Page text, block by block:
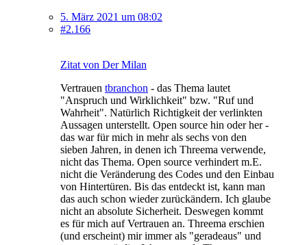
5. März 2021 um 08:02
#2.166
Zitat von Der Milan
Vertrauen tbranchon - das Thema lautet
"Anspruch und Wirklichkeit" bzw. "Ruf und
Wahrheit". Natürlich Richtigkeit der verlinkten
Aussagen unterstellt. Open source hin oder her -
das war für mich in mehr als sechs von den
sieben Jahren, in denen ich Threema verwende,
nicht das Thema. Open source verhindert m.E.
nicht die Veränderung des Codes und den Einbau
von Hintertüren. Bis das entdeckt ist, kann man
das auch schon wieder zurückändern. Ich glaube
nicht an absolute Sicherheit. Deswegen kommt
es für mich auf Vertrauen an. Threema erschien
(und erscheint) mir immer als "geradeaus" und